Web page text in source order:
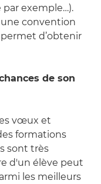
par exemple…).
une convention
d’obtenir
de son
vœux et
formations
sont très
d'un élève peut
les meilleurs